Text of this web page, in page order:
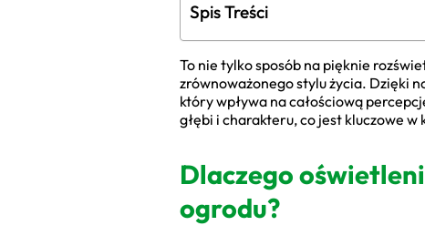
Spis Treści
To nie tylko sposób na pięknie
zrównoważonego stylu życia. Dzięki
który wpływa na całościową
głębi i charakteru, co jest kluczowe w
Dlaczego
ogrodu?